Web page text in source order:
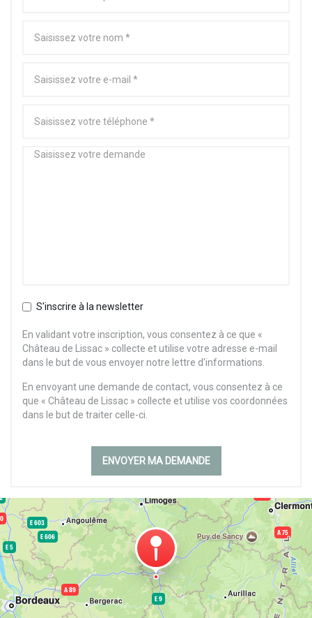
S'inscrire à la newsletter
En validant votre inscription, vous consentez à ce que «
Château de Lissac » collecte et utilise votre adresse e-mail
dans le but de vous envoyer notre lettre d'informations.
En envoyant une demande de contact, vous consentez à ce
que « Château de Lissac » collecte et utilise vos coordonnées
dans le but de traiter celle-ci.